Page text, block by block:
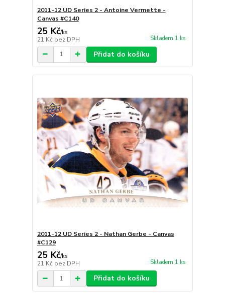
2011-12 UD Series 2 - Antoine Vermette -
Canvas #C140
25 Kč/ks
21 Kč bez DPH Skladem 1 ks
Přidat do košíku
2011-12 UD Series 2 - Nathan Gerbe - Canvas
#C129
25 Kč/ks
21 Kč bez DPH Skladem 1 ks
Přidat do košíku